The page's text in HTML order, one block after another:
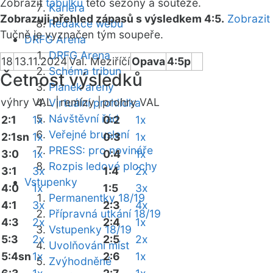
Kariéra
Redakce webu
DRFG Arena
DRFG Arena
Schéma tribun
Plánek areny
Virtuální prohlídka
Návštěvní řád
Veřejné bruslení
PRESS: pro novináře
Rozpis ledové plochy
Vstupenky
Permanentky 18/19
Přípravná utkání 18/19
Vstupenky 18/19
Uvolňování míst
Zvýhodněné
Zobrazit tabulku této sezóny a soutěže.
Zobrazuji přehled zápasů s výsledkem 4:5. Zobrazit
Tučně je vyznačen tým soupeře.
18 13.11.2024Val. MeziříčíOpava4:5p
Četnost výsledků
výhry VAL |remízy |prohry VAL
2:1
1x
2:1sn 1x
3:0
1x
3:1
3x
4:0
1x
4:1
3x
4:3
2x
5:3
2x
5:4sn1x
0:2
1x
0:3
1x
0:4
1x
1:4
2x
1:5
3x
2:3
4x
2:4
1x
2:5
2x
2:6
1x